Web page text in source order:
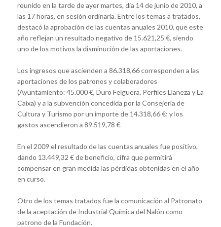
reunido en la tarde de ayer martes, día 14 de junio de 2010, a
las 17 horas, en sesión ordinaria. Entre los temas a tratados,
destacó la aprobación de las cuentas anuales 2010, que este
año reflejan un resultado negativo de 15.621,25 €, siendo
uno de los motivos la disminución de las aportaciones.
Los ingresos que ascienden a 86.318,66 corresponden a las
aportaciones de los patronos y colaboradores
(Ayuntamiento: 45.000 €, Duro Felguera, Perfiles Llaneza y La
Caixa) y a la subvención concedida por la Consejería de
Cultura y Turismo por un importe de 14.318,66 €; y los
gastos ascendieron a 89.519,78 €
En el 2009 el resultado de las cuentas anuales fue positivo,
dando 13.449,32 € de beneficio, cifra que permitirá
compensar en gran medida las pérdidas obtenidas en el año
en curso.
Otro de los temas tratados fue la comunicación al Patronato
de la aceptación de Industrial Química del Nalón como
patrono de la Fundación.